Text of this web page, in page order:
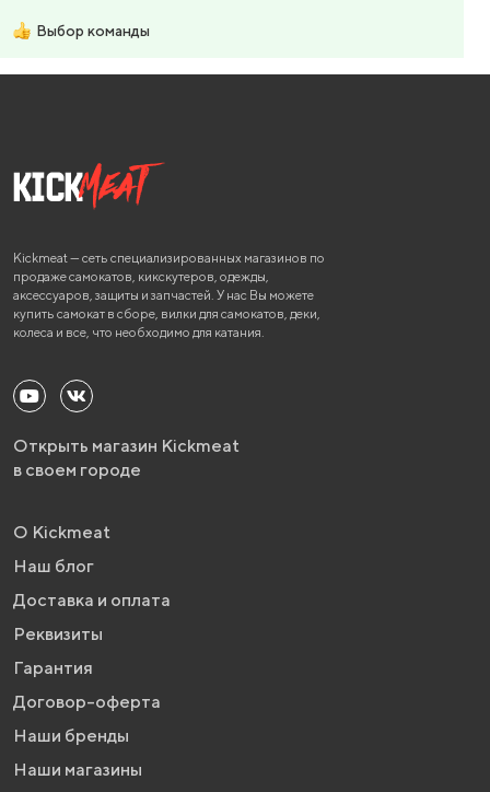
Выбор команды
Kickmeat — сеть специализированных магазинов по
продаже самокатов, кикскутеров, одежды,
аксессуаров, защиты и запчастей. У нас Вы можете
купить самокат в сборе, вилки для самокатов, деки,
колеса и все, что необходимо для катания.
Открыть магазин Kickmeat
в своем городе
О Kickmeat
Наш блог
Доставка и оплата
Реквизиты
Гарантия
Договор-оферта
Наши бренды
Наши магазины